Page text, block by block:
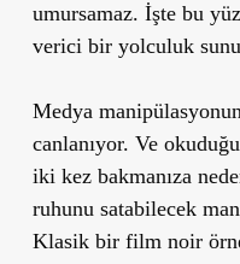
umursamaz. İşte bu
verici bir yolculuk
Medya
canlanıyor. Ve
iki kez bakmanıza
ruhunu satabilecek
Klasik bir film noir